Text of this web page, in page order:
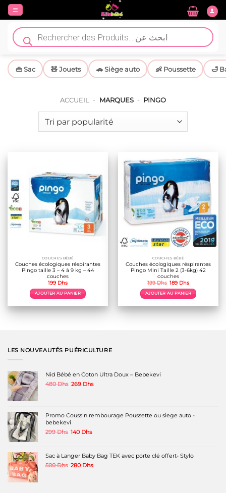
Passer
contenu
Recherche
de
produits
👜 Sac 🧸 Jouets 🚗 Siège auto 👶 Poussette 🛁
ACCUEIL - MARQUES - PINGO
COUCHES BÉBÉ
Couches écologiques réspirantes
Pingo taille 3 – 4 à 9 kg – 44
couches
199 Dhs
AJOUTER AU PANIER
COUCHES BÉBÉ
Couches écologiques réspirantes
Pingo Mini Taille 2 (3-6kg) 42
couches
199Dhs Le
initial
était :
199 Dhs.
189 DhsLe
actuel
est :
189 Dhs.
AJOUTER AU PANIER
LES NOUVEAUTÉS PUÉRICULTURE
Nid Bébé en Coton Ultra Doux – Bebekevi
480Dhs Le
269 DhsLe
269 Dhs.
Promo Coussin rembourage Poussette ou siege auto -
bebekevi
299Dhs Le
était :
299 Dhs.
140 DhsLe
est :
140 Dhs.
Sac à Langer Baby Bag TEK avec porte clé offert- Stylo
500Dhs Le
280 DhsLe